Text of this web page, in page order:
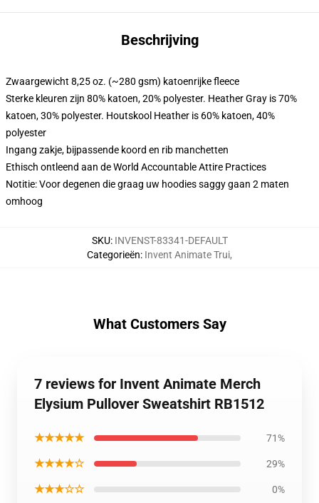
Beschrijving
Zwaargewicht 8,25 oz. (~280 gsm) katoenrijke fleece
Sterke kleuren zijn 80% katoen, 20% polyester. Heather Gray is 70%
katoen, 30% polyester. Houtskool Heather is 60% katoen, 40%
polyester
Ingang zakje, bijpassende koord en rib manchetten
Ethisch ontleend aan de World Accountable Attire Practices
Notitie: Voor degenen die graag uw hoodies saggy gaan 2 maten
omhoog
SKU: INVENST-83341-DEFAULT
Categorieën: Invent Animate Trui,
What Customers Say
7 reviews for Invent Animate Merch
Elysium Pullover Sweatshirt RB1512
★★★★★ 71%
★★★★☆ 29%
★★★☆☆ 0%